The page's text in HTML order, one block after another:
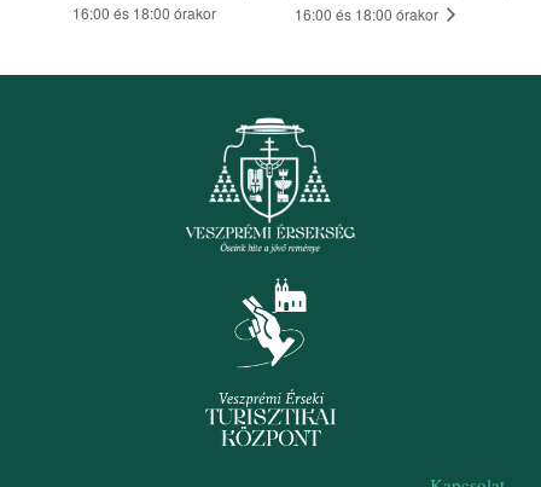
16:00 és 18:00 órakor
16:00 és 18:00 órakor